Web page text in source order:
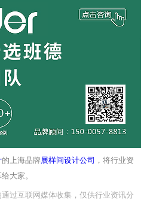
的上海品牌展样间设计公司 ，将行业资
大家。
过互联网媒体收集，仅供行业资讯分